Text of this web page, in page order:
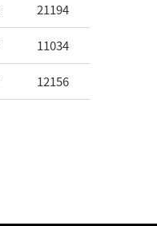
21194
11034
12156